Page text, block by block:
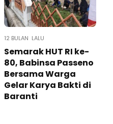
12 BULAN LALU
Semarak HUT RI ke-
80, Babinsa Passeno
Bersama Warga
Gelar Karya Bakti di
Baranti